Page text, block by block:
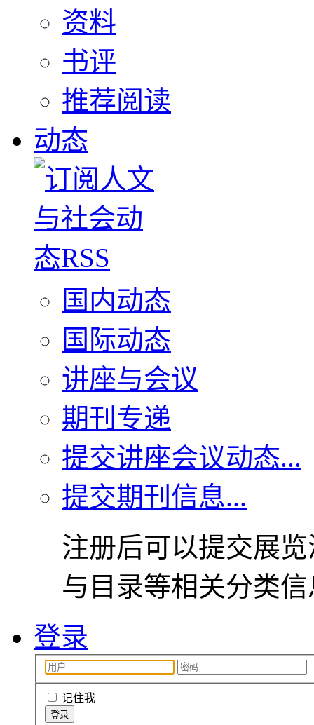
资料
书评
推荐阅读
动态
国内动态
国际动态
讲座与会议
期刊专递
提交讲座会议动态...
提交期刊信息...
注册后可以提交展
与目录等相关分类
登录
记住我